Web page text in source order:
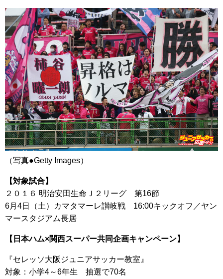
（写真●Getty Images）
【対象試合】
２０１６ 明治安田生命Ｊ２リーグ 第16節
6月4日（土）カマタマーレ讃岐戦 16:00キックオフ／ヤン
マースタジアム長居
【日本ハム×関西スーパー共同企画キャンペーン】
『セレッソ大阪ジュニアサッカー教室』
対象：小学4～6年生 抽選で70名